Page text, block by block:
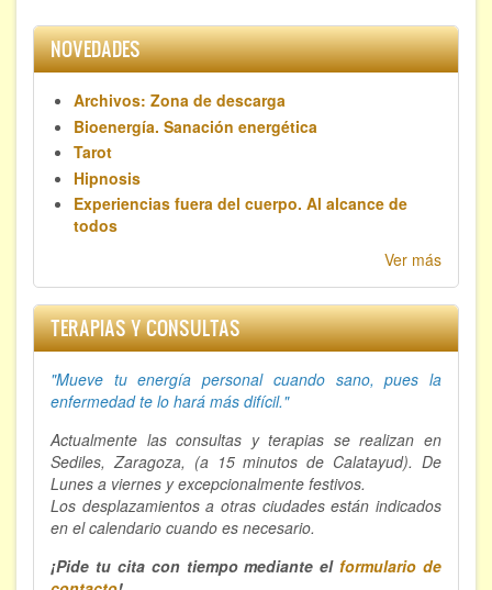
Hipnosis regresiva
Relajación y autoprotección
DESCARGAS
NOVEDADES
Archivos: Zona de descarga
Bioenergía. Sanación energética
Tarot
Hipnosis
Experiencias fuera del cuerpo. Al alcance de
todos
Ver más
TERAPIAS Y CONSULTAS
"Mueve tu energía personal cuando sano, pues la
enfermedad te lo hará más difícil."
Actualmente las consultas y terapias se realizan en
Sediles, Zaragoza, (a 15 minutos de Calatayud). De
Lunes a viernes y excepcionalmente festivos.
Los desplazamientos a otras ciudades están indicados
en el calendario cuando es necesario.
¡Pide tu cita con tiempo mediante el formulario de